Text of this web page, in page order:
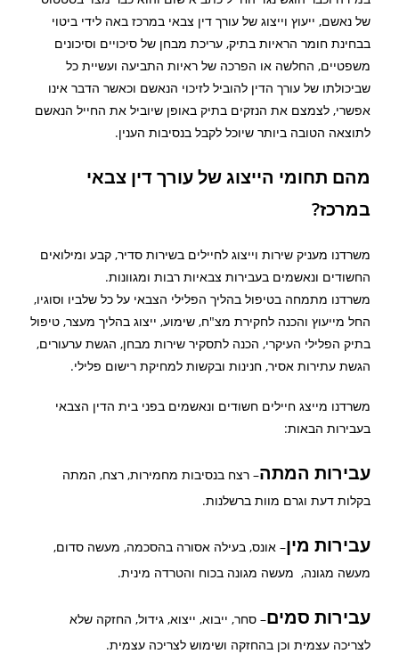
של נאשם, ייעוץ וייצוג של עורך דין צבאי במרכז באה לידי ביטוי
בבחינת חומר הראיות בתיק, עריכת מבחן של סיכויים וסיכונים
משפטיים, החלשה או הפרכה של ראיות התביעה ועשיית כל
שביכולתו של עורך הדין להוביל לזיכוי הנאשם וכאשר הדבר אינו
אפשרי, לצמצם את הנזקים בתיק באופן שיוביל את החייל הנאשם
לתוצאה הטובה ביותר שיוכל לקבל בנסיבות הענין.
מהם תחומי הייצוג של עורך דין צבאי
במרכז?
משרדנו מעניק שירות וייצוג לחיילים בשירות סדיר, קבע ומילואים
החשודים ונאשמים בעבירות צבאיות רבות ומגוונות.
משרדנו מתמחה בטיפול בהליך הפלילי הצבאי על כל שלביו וסוגיו,
החל מייעוץ והכנה לחקירת מצ"ח, שימוע, ייצוג בהליך מעצר, טיפול
בתיק הפלילי העיקרי, הכנה לתסקיר שירות מבחן, הגשת ערעורים,
הגשת עתירות אסיר, חנינות ובקשות למחיקת רישום פלילי.
משרדנו מייצג חיילים חשודים ונאשמים בפני בית הדין הצבאי
בעבירות הבאות:
עבירות המתה– רצח בנסיבות מחמירות, רצח, המתה
בקלות דעת וגרם מוות ברשלנות.
עבירות מין– אונס, בעילה אסורה בהסכמה, מעשה סדום,
מעשה מגונה, מעשה מגונה בכוח והטרדה מינית.
עבירות סמים– סחר, ייבוא, ייצוא, גידול, החזקה שלא
לצריכה עצמית וכן בהחזקה ושימוש לצריכה עצמית.